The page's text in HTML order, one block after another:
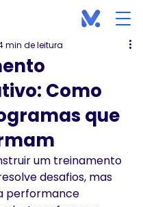
Como
que
min de leitura
um treinamento
desafios, mas
performance